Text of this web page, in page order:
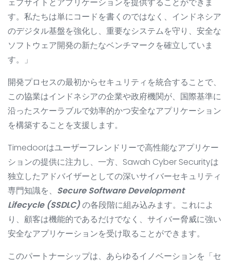
す。私たちは単にコードを書くのではなく、インドネシア
のデジタル基盤を強化し、重要なシステムを守り、安全な
ソフトウェア開発の新たなベンチマークを確立していま
す。」
開発プロセスの最初からセキュリティを統合することで、
この協業はインドネシアの企業や政府機関が、国際基準に
沿ったスケーラブルで効率的かつ安全なアプリケーション
を構築することを支援します。
Timedoorはユーザーフレンドリーで高性能なアプリケー
ションの提供に注力し、一方、Sawah Cyber Securityは
独立したアドバイザーとしての深いサイバーセキュリティ
専門知識を、 Secure Software Development
Lifecycle (SSDLC)の各段階に組み込みます。これによ
り、顧客は機能的であるだけでなく、サイバー脅威に強い
安全なアプリケーションを受け取ることができます。
このパートナーシップは、あらゆるイノベーションを「セ